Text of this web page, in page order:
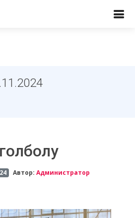
Автор:Администратор